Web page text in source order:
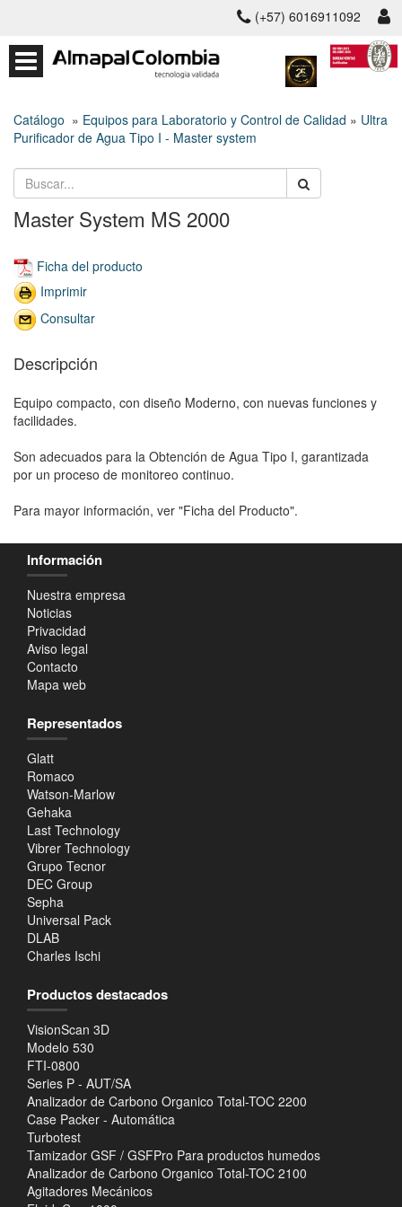
(+57) 6016911092
Catálogo » Equipos para Laboratorio y Control de Calidad » Ultra
Purificador de Agua Tipo I - Master system
Master System MS 2000
Ficha del producto
Imprimir
Consultar
Descripción
Equipo compacto, con diseño Moderno, con nuevas funciones y
facilidades.
Son adecuados para la Obtención de Agua Tipo I, garantizada
por un proceso de monitoreo continuo.
Para mayor información, ver "Ficha del Producto".
Información
Nuestra empresa
Noticias
Privacidad
Aviso legal
Contacto
Mapa web
Representados
Glatt
Romaco
Watson-Marlow
Gehaka
Last Technology
Vibrer Technology
Grupo Tecnor
DEC Group
Sepha
Universal Pack
DLAB
Charles Ischi
Productos destacados
VisionScan 3D
Modelo 530
FTI-0800
Series P - AUT/SA
Analizador de Carbono Organico Total-TOC 2200
Case Packer - Automática
Turbotest
Tamizador GSF / GSFPro Para productos humedos
Analizador de Carbono Organico Total-TOC 2100
Agitadores Mecánicos